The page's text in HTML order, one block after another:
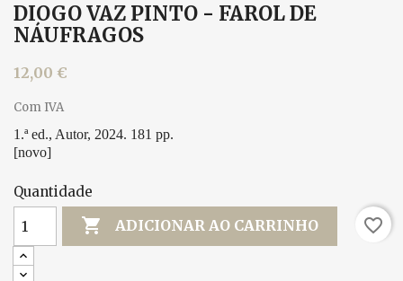
DIOGO VAZ PINTO - FAROL DE
NÁUFRAGOS
12,00 €
Com IVA
1.ª ed., Autor, 2024. 181 pp.
[novo]
Quantidade
 ADICIONAR AO CARRINHO favorite_border